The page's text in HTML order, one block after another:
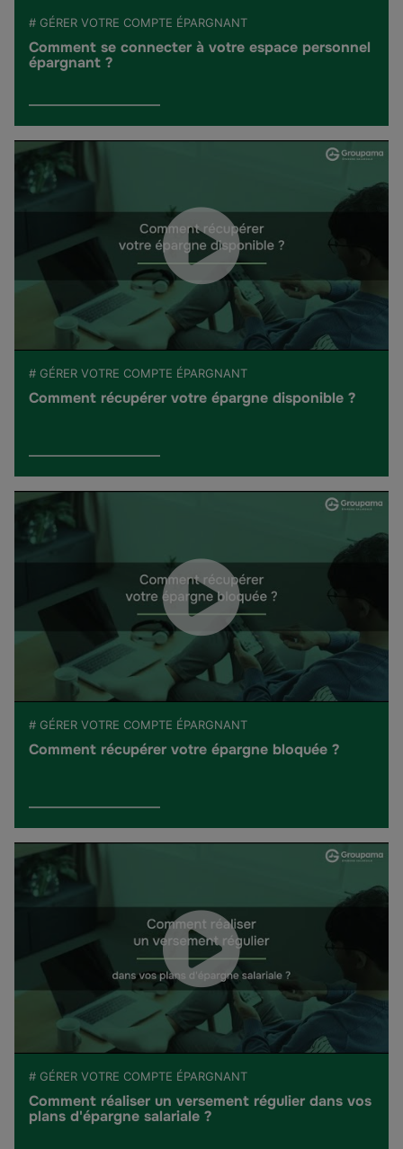
# GÉRER VOTRE COMPTE ÉPARGNANT
Comment se connecter à votre espace personnel
épargnant ?
# GÉRER VOTRE COMPTE ÉPARGNANT
Comment récupérer votre épargne disponible ?
# GÉRER VOTRE COMPTE ÉPARGNANT
Comment récupérer votre épargne bloquée ?
# GÉRER VOTRE COMPTE ÉPARGNANT
Comment réaliser un versement régulier dans vos
plans d'épargne salariale ?